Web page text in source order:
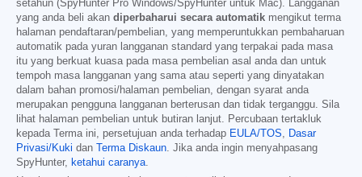
setahun (SpyHunter Pro Windows/SpyHunter untuk Mac). Langganan
yang anda beli akan diperbaharui secara automatik mengikut terma
halaman pendaftaran/pembelian, yang memperuntukkan pembaharuan
automatik pada yuran langganan standard yang terpakai pada masa
itu yang berkuat kuasa pada masa pembelian asal anda dan untuk
tempoh masa langganan yang sama atau seperti yang dinyatakan
dalam bahan promosi/halaman pembelian, dengan syarat anda
merupakan pengguna langganan berterusan dan tidak terganggu. Sila
lihat halaman pembelian untuk butiran lanjut. Percubaan tertakluk
kepada Terma ini, persetujuan anda terhadap EULA/TOS, Dasar
Privasi/Kuki dan Terma Diskaun. Jika anda ingin menyahpasang
SpyHunter, ketahui caranya.